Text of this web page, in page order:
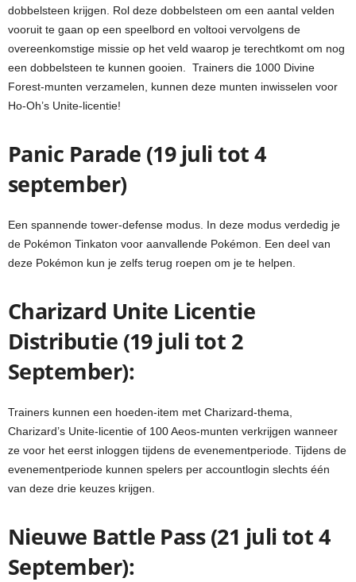
dobbelsteen krijgen. Rol deze dobbelsteen om een ​​aantal velden
vooruit te gaan op een speelbord en voltooi vervolgens de
overeenkomstige missie op het veld waarop je terechtkomt om nog
een dobbelsteen te kunnen gooien. Trainers die 1000 Divine
Forest-munten verzamelen, kunnen deze munten inwisselen voor
Ho-Oh’s Unite-licentie!
Panic Parade (19 juli tot 4
september)
Een spannende tower-defense modus. In deze modus verdedig je
de Pokémon Tinkaton voor aanvallende Pokémon. Een deel van
deze Pokémon kun je zelfs terug roepen om je te helpen.
Charizard Unite Licentie
Distributie (19 juli tot 2
September):
Trainers kunnen een hoeden-item met Charizard-thema,
Charizard’s Unite-licentie of 100 Aeos-munten verkrijgen wanneer
ze voor het eerst inloggen tijdens de evenementperiode. Tijdens de
evenementperiode kunnen spelers per accountlogin slechts één
van deze drie keuzes krijgen.
Nieuwe Battle Pass (21 juli tot 4
September):